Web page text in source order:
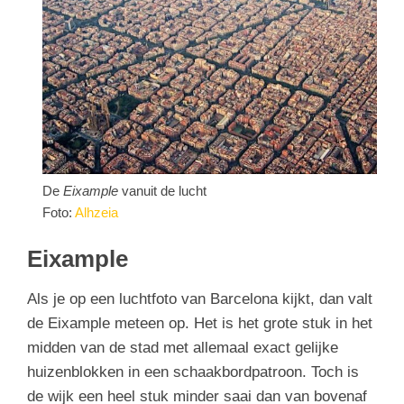
De Eixample vanuit de lucht
Foto: Alhzeia
Eixample
Als je op een luchtfoto van Barcelona kijkt, dan valt
de Eixample meteen op. Het is het grote stuk in het
midden van de stad met allemaal exact gelijke
huizenblokken in een schaakbordpatroon. Toch is
de wijk een heel stuk minder saai dan van bovenaf